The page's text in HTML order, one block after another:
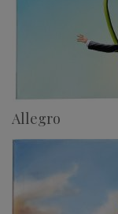
Allegro